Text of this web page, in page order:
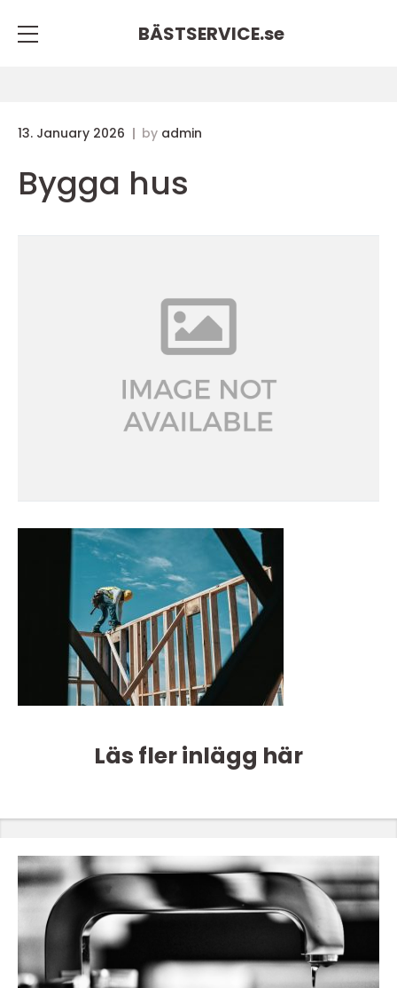
BÄSTSERVICE.se
13. January 2026 by admin
Bygga hus
Läs fler inlägg här